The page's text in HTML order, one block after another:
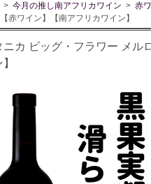
> 今月の推し南アフリカワイン > 赤
赤ワイン】【南アフリカワイン】
ニカ ビッグ・フラワー メル